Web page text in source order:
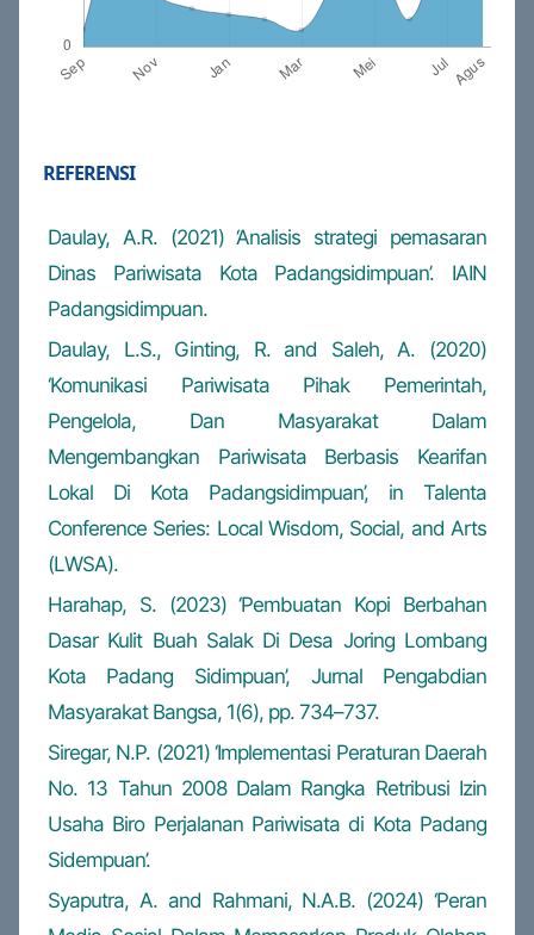
REFERENSI
Daulay, A.R. (2021) ‘Analisis strategi pemasaran
Dinas Pariwisata Kota Padangsidimpuan’. IAIN
Padangsidimpuan.
Daulay, L.S., Ginting, R. and Saleh, A. (2020)
‘Komunikasi Pariwisata Pihak Pemerintah,
Pengelola, Dan Masyarakat Dalam
Mengembangkan Pariwisata Berbasis Kearifan
Lokal Di Kota Padangsidimpuan’, in Talenta
Conference Series: Local Wisdom, Social, and Arts
(LWSA).
Harahap, S. (2023) ‘Pembuatan Kopi Berbahan
Dasar Kulit Buah Salak Di Desa Joring Lombang
Kota Padang Sidimpuan’, Jurnal Pengabdian
Masyarakat Bangsa, 1(6), pp. 734–737.
Siregar, N.P. (2021) ‘Implementasi Peraturan Daerah
No. 13 Tahun 2008 Dalam Rangka Retribusi Izin
Usaha Biro Perjalanan Pariwisata di Kota Padang
Sidempuan’.
Syaputra, A. and Rahmani, N.A.B. (2024) ‘Peran